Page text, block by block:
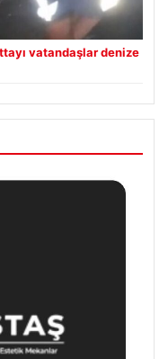
vatandaşlar denize